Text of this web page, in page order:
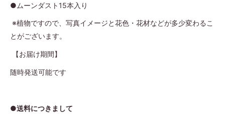
●ムーンダスト15本入り
※植物ですので、写真イメージと花色・花材などが多少変わるこ
とがございます。
【お届け期間】
随時発送可能です
●送料につきまして